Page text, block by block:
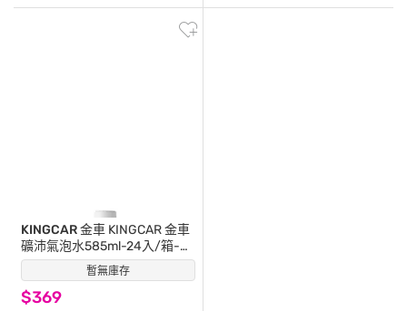
暫無庫存
KINGCAR 金車 KINGCAR 金車
礦沛氣泡水585ml-24入/箱-箱
購
$369
(5)